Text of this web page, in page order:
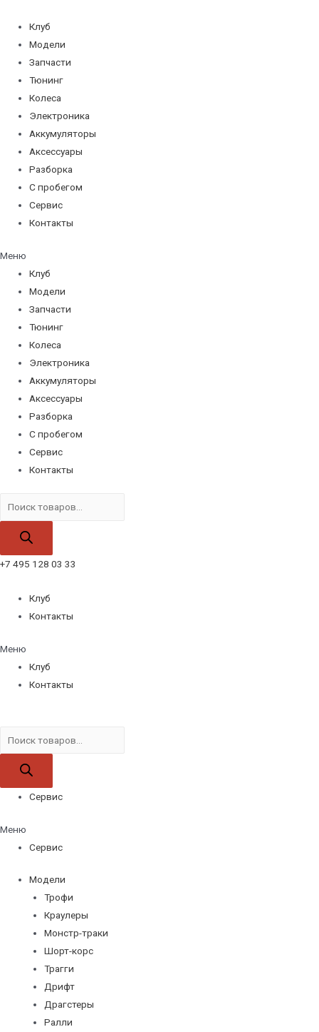
содержимому
Клуб
Модели
Запчасти
Тюнинг
Колеса
Электроника
Аккумуляторы
Аксессуары
Разборка
С пробегом
Сервис
Контакты
Меню
Клуб
Модели
Запчасти
Тюнинг
Колеса
Электроника
Аккумуляторы
Аксессуары
Разборка
С пробегом
Сервис
Контакты
товаров
+7 495 128 03 33
Клуб
Контакты
Меню
Клуб
Контакты
товаров
Сервис
Меню
Сервис
Модели
Трофи
Краулеры
Монстр-траки
Шорт-корс
Трагги
Дрифт
Драгстеры
Ралли